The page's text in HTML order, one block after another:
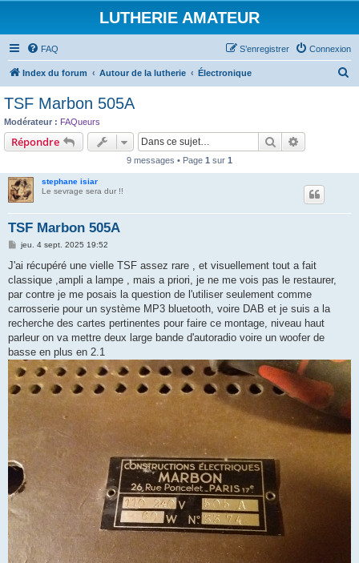
LUTHERIE AMATEUR
FAQ Connexion
S’enregistrer
Index du forum Autour de la lutherie Électronique
TSF Marbon 505A
Modérateur : FAQueurs
Répondre Rechercher
9 messages • Page 1 sur 1
stephane isiar
Le sevrage sera dur !!
TSF Marbon 505A
M
s
a
g
jeu. 4 sept. 2025 19:52
J'ai récupéré une vielle TSF assez rare , et visuellement tout a fait
classique ,ampli a lampe , mais a priori, je ne me vois pas le restaurer,
par contre je me posais la question de l'utiliser seulement comme
carrosserie pour un système MP3 bluetooth, voire DAB et je suis a la
recherche des cartes pertinentes pour faire ce montage, niveau haut
parleur on va mettre deux large bande d'autoradio voire un woofer de
basse en plus en 2.1